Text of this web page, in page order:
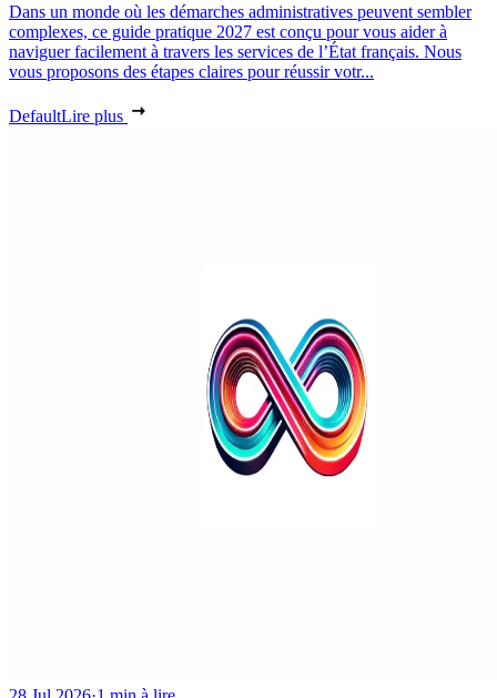
Dans un monde où les démarches administratives peuvent sembler
complexes, ce guide pratique 2027 est conçu pour vous aider à
naviguer facilement à travers les services de l’État français. Nous
vous proposons des étapes claires pour réussir votr...
DefaultLire plus